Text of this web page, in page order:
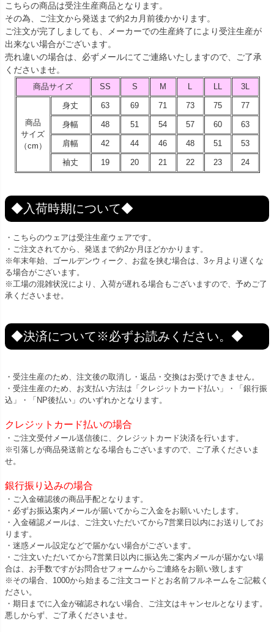
こちらの商品は受注生産商品となります。
その為、ご注文から発送まで約2カ月前後かかります。
ご注文が完了しましても、メーカーでの生産終了により受注生産が
出来ない場合がございます。
売れ違いの場合は、必ずメールにてご連絡いたしますので、ご了承
くださいませ。
商品サイズ SS S M L LL 3L
商品
サイズ
（cm）
身丈 63 69 71 73 75 77
身幅 48 51 54 57 60 63
肩幅 42 44 46 48 51 53
袖丈 19 20 21 22 23 24
◆入荷時期について◆
・こちらのウェアは受注生産ウェアです。
・ご注文されてから、発送まで約2か月ほどかかります。
※年末年始、ゴールデンウィーク、お盆を挟む場合は、3ヶ月より遅くな
る場合がございます。
※工場の混雑状況により、入荷が遅れる場合もございますので、予めご了
承くださいませ。
◆決済について※必ずお読みください。◆
・受注生産のため、注文後の取消し・返品・交換はお受けできません。
・受注生産のため、お支払い方法は「クレジットカード払い」・「銀行振
込」・「NP後払い」のいずれかとなります。
クレジットカード払いの場合
・ご注文受付メール送信後に、クレジットカード決済を行います。
※引落しが商品発送前となる場合もございますので、ご了承くださいま
せ。
銀行振り込みの場合
・ご入金確認後の商品手配となります。
・必ずお振込案内メールが届いてからご入金をお願いいたします。
・入金確認メールは、ご注文いただいてから7営業日以内にお送りしてお
ります。
・迷惑メール設定などで届かない場合がございます。
・ご注文いただいてから7営業日以内に振込先ご案内メールが届かない場
合は、お手数ですがお問合せフォームからご連絡をお願い致します
※その場合、1000から始まるご注文コードとお名前フルネームをご記載く
ださい。
・期日までに入金が確認されない場合、ご注文はキャンセルとなります。
悪しからず、ご了承くださいませ。